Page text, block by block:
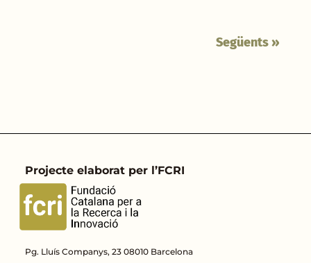
Següents »
Projecte elaborat per l’FCRI
Pg. Lluís Companys, 23 08010 Barcelona